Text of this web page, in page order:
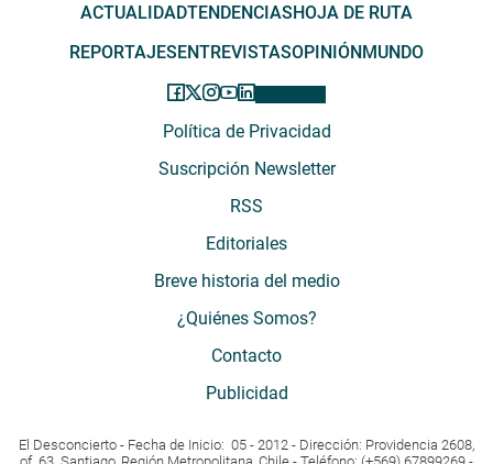
ACTUALIDADTENDENCIASHOJA DE RUTA
REPORTAJESENTREVISTASOPINIÓNMUNDO
Política de Privacidad
Suscripción Newsletter
RSS
Editoriales
Breve historia del medio
¿Quiénes Somos?
Contacto
Publicidad
El Desconcierto - Fecha de Inicio: 05 - 2012 - Dirección: Providencia 2608,